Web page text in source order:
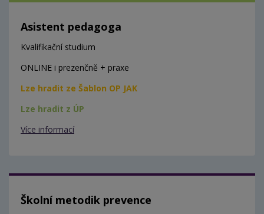
Asistent pedagoga
Kvalifikační studium
ONLINE i prezenčně + praxe
Lze hradit ze Šablon OP JAK
Lze hradit z ÚP
Více informací
Školní metodik prevence